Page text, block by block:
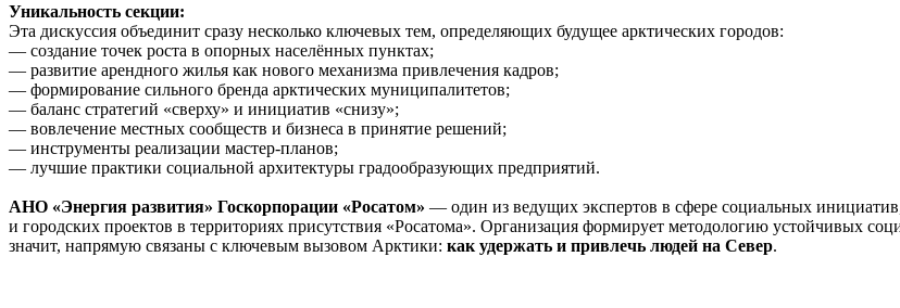
Уникальность секции:
Эта дискуссия объединит сразу несколько ключевых тем, определяющих будущее арктических городов:
— создание точек роста в опорных населённых пунктах;
— развитие арендного жилья как нового механизма привлечения кадров;
— формирование сильного бренда арктических муниципалитетов;
— баланс стратегий «сверху» и инициатив «снизу»;
— вовлечение местных сообществ и бизнеса в принятие решений;
— инструменты реализации мастер-планов;
— лучшие практики социальной архитектуры градообразующих предприятий.
АНО «Энергия развития» Госкорпорации «Росатом» — один из ведущих экспертов в сфере социальных
и городских проектов в территориях присутствия «Росатома». Организация формирует методологию устойчивых
значит, напрямую связаны с ключевым вызовом Арктики: как удержать и привлечь людей на Север.